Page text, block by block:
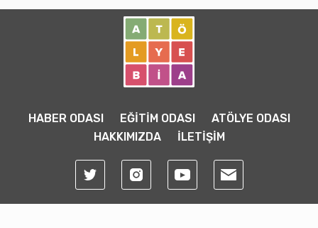
HABER ODASI EĞİTİM ODASI
ATÖLYE ODASI
HAKKIMIZDA
İLETİŞİM